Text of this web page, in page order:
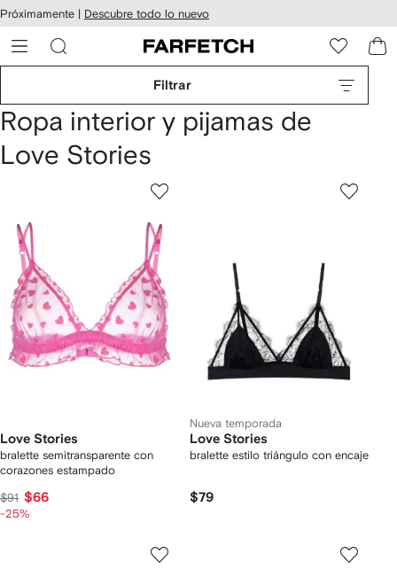
al
Próximamente | Descubre todo lo nuevo
Filtrar
Ropa interior y pijamas de
Love Stories
Love Stories
bralette semitransparente con
corazones estampado
$91 $66
-25%
Nueva temporada
Love Stories
bralette estilo triángulo con encaje
$79